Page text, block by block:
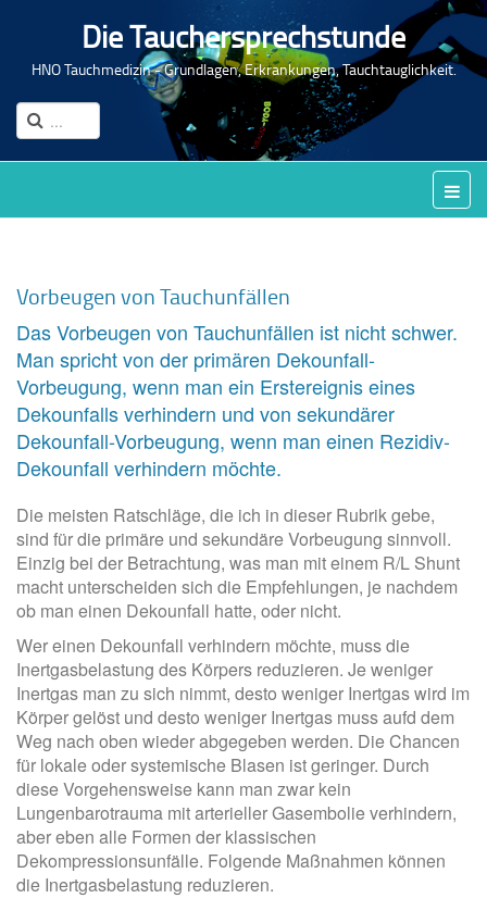
Die Tauchersprechstunde
HNO Tauchmedizin - Grundlagen, Erkrankungen, Tauchtauglichkeit.
Vorbeugen von Tauchunfällen
Das Vorbeugen von Tauchunfällen ist nicht schwer.
Man spricht von der primären Dekounfall-
Vorbeugung, wenn man ein Erstereignis eines
Dekounfalls verhindern und von sekundärer
Dekounfall-Vorbeugung, wenn man einen Rezidiv-
Dekounfall verhindern möchte.
Die meisten Ratschläge, die ich in dieser Rubrik gebe,
sind für die primäre und sekundäre Vorbeugung sinnvoll.
Einzig bei der Betrachtung, was man mit einem R/L Shunt
macht unterscheiden sich die Empfehlungen, je nachdem
ob man einen Dekounfall hatte, oder nicht.
Wer einen Dekounfall verhindern möchte, muss die
Inertgasbelastung des Körpers reduzieren. Je weniger
Inertgas man zu sich nimmt, desto weniger Inertgas wird im
Körper gelöst und desto weniger Inertgas muss aufd dem
Weg nach oben wieder abgegeben werden. Die Chancen
für lokale oder systemische Blasen ist geringer. Durch
diese Vorgehensweise kann man zwar kein
Lungenbarotrauma mit arterieller Gasembolie verhindern,
aber eben alle Formen der klassischen
Dekompressionsunfälle. Folgende Maßnahmen können
die Inertgasbelastung reduzieren.